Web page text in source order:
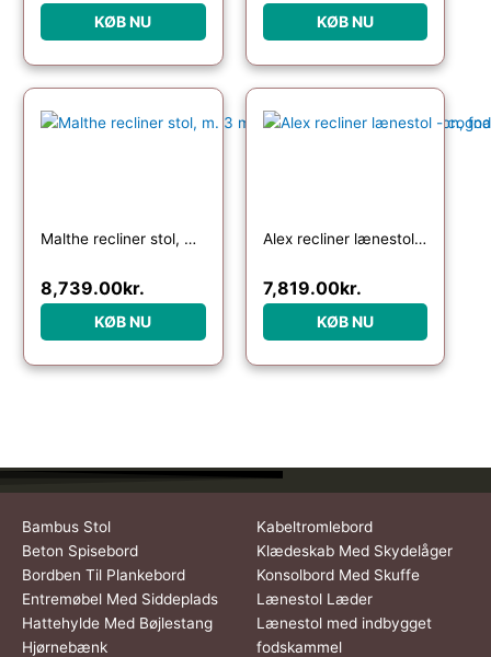
KØB NU KØB NU
Malthe recliner stol, m. 3 motorer, armlæn, vippefunktion, fodskammel – mushroom stof og sort metal
8,739.00kr.
KØB NU
Alex recliner lænestol – cognac semi aniline læder og børstet aluminium
7,819.00kr.
KØB NU
Bambus Stol
Beton Spisebord
Bordben Til Plankebord
Entremøbel Med Siddeplads
Hattehylde Med Bøjlestang
Hjørnebænk
Kabeltromlebord
Klædeskab Med Skydelåger
Konsolbord Med Skuffe
Lænestol Læder
Lænestol med indbygget
fodskammel